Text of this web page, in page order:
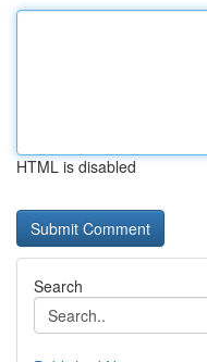
HTML is disabled
Search